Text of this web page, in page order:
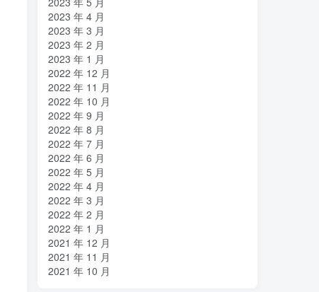
2023 年 4 月
2023 年 3 月
2023 年 2 月
2023 年 1 月
2022 年 12 月
2022 年 11 月
2022 年 10 月
2022 年 9 月
2022 年 8 月
2022 年 7 月
2022 年 6 月
2022 年 5 月
2022 年 4 月
2022 年 3 月
2022 年 2 月
2022 年 1 月
2021 年 12 月
2021 年 11 月
2021 年 10 月